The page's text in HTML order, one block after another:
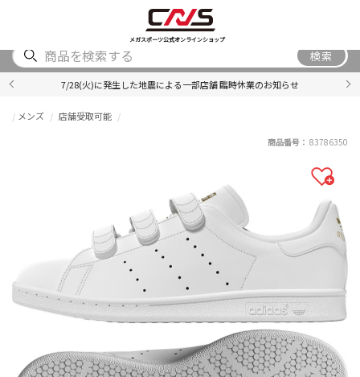
メガスポーツ公式オンラインショップ
ACCESSORY
検索
7/28(火)に発生した地震による一部店舗 臨時休業のお知らせ
メンズ 店舗受取可能
商品番号： 83786350